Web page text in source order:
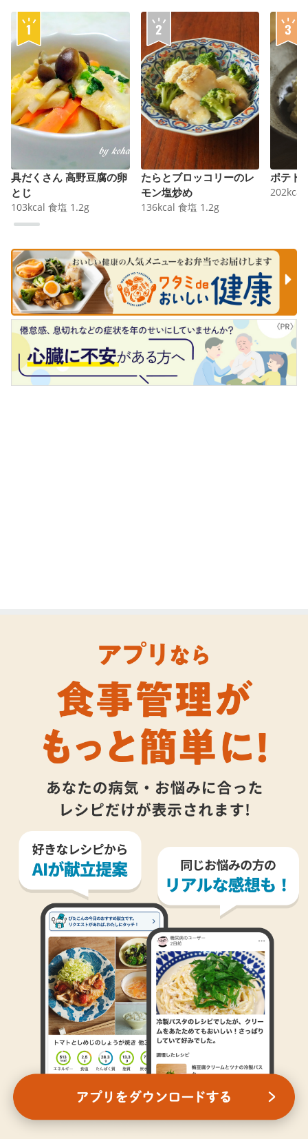
具だくさん 高野豆腐の卵
とじ
103kcal 食塩 1.2g
たらとブロッコリーのレ
モン塩炒め
136kcal 食塩 1.2g
ポテト
202kcal